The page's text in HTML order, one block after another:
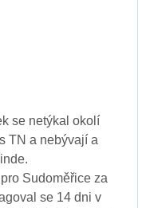
se netýkal okolí
TN a nebývají a
Sudoměřice za
se 14 dni v